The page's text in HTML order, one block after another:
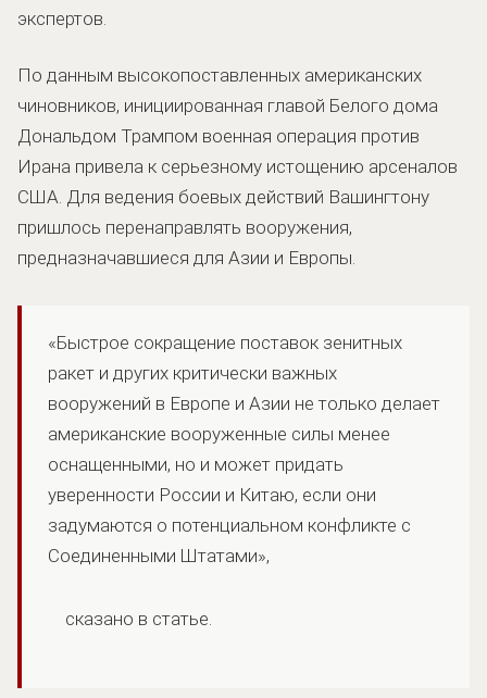
экспертов.
По данным высокопоставленных американских
чиновников, инициированная главой Белого дома
Дональдом Трампом военная операция против
Ирана привела к серьезному истощению арсеналов
США. Для ведения боевых действий Вашингтону
пришлось перенаправлять вооружения,
предназначавшиеся для Азии и Европы.
«Быстрое сокращение поставок зенитных
ракет и других критически важных
вооружений в Европе и Азии не только делает
американские вооруженные силы менее
оснащенными, но и может придать
уверенности России и Китаю, если они
задумаются о потенциальном конфликте с
Соединенными Штатами»,
сказано в статье.